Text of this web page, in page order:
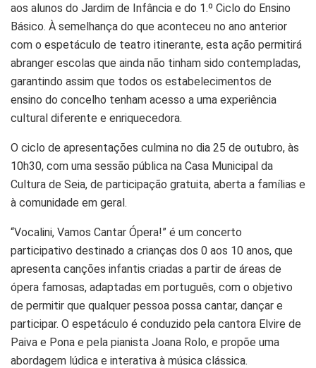
aos alunos do Jardim de Infância e do 1.º Ciclo do Ensino
Básico. À semelhança do que aconteceu no ano anterior
com o espetáculo de teatro itinerante, esta ação permitirá
abranger escolas que ainda não tinham sido contempladas,
garantindo assim que todos os estabelecimentos de
ensino do concelho tenham acesso a uma experiência
cultural diferente e enriquecedora.
O ciclo de apresentações culmina no dia 25 de outubro, às
10h30, com uma sessão pública na Casa Municipal da
Cultura de Seia, de participação gratuita, aberta a famílias e
à comunidade em geral.
“Vocalini, Vamos Cantar Ópera!” é um concerto
participativo destinado a crianças dos 0 aos 10 anos, que
apresenta canções infantis criadas a partir de áreas de
ópera famosas, adaptadas em português, com o objetivo
de permitir que qualquer pessoa possa cantar, dançar e
participar. O espetáculo é conduzido pela cantora Elvire de
Paiva e Pona e pela pianista Joana Rolo, e propõe uma
abordagem lúdica e interativa à música clássica.